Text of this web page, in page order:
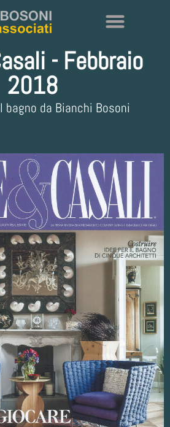
- Febbraio
2018
da Bianchi Bosoni